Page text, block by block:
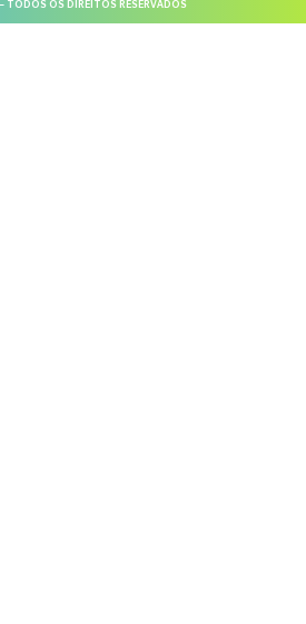
TODOS OS DIREITOS RESERVADOS